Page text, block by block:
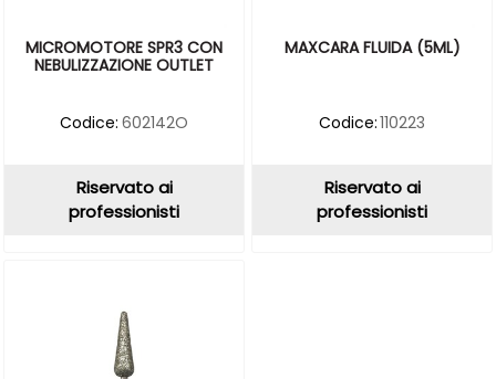
MICROMOTORE SPR3 CON
NEBULIZZAZIONE OUTLET
Codice: 602142O
Riservato ai
professionisti
MAXCARA FLUIDA (5ML)
Codice:110223
Riservato ai
professionisti